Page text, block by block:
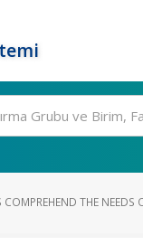
THE NEEDS